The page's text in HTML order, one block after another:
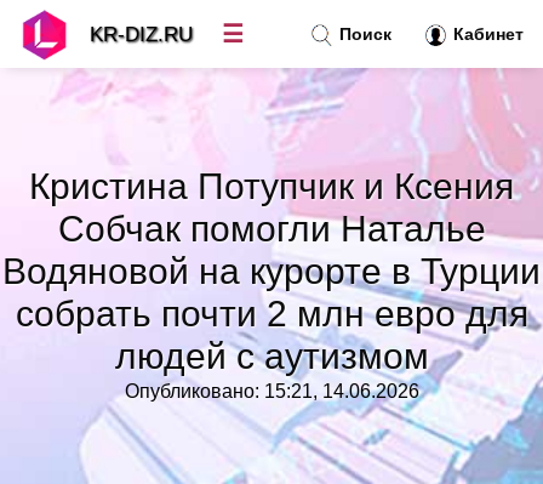
Кристина Потупчик и Ксения
Собчак помогли Наталье
Водяновой на курорте в Турции
собрать почти 2 млн евро для
людей с аутизмом
Опубликовано: 15:21, 14.06.2026
Поиск Кабинет
KR-DIZ.RU ☰
Топ новостей »
Рубрики»
Контакт»